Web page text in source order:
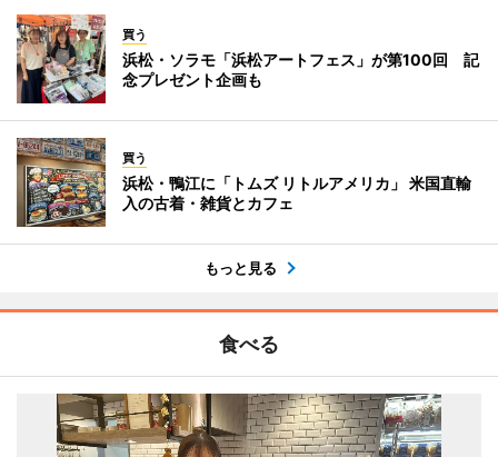
買う
浜松・ソラモ「浜松アートフェス」が第100回 記
念プレゼント企画も
買う
浜松・鴨江に「トムズ リトルアメリカ」 米国直輸
入の古着・雑貨とカフェ
もっと見る
食べる